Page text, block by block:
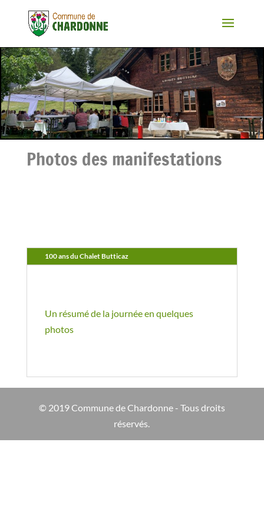
Photos des manifestations
100 ans du Chalet Butticaz
Un résumé de la journée en quelques
photos
© 2019 Commune de Chardonne - Tous droits
réservés.